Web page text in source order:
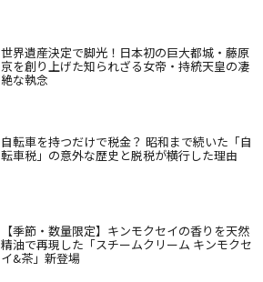
世界遺産決定で脚光！日本初の巨大都城・藤原
京を創り上げた知られざる女帝・持統天皇の凄
絶な執念
自転車を持つだけで税金？ 昭和まで続いた「自
転車税」の意外な歴史と脱税が横行した理由
【季節・数量限定】キンモクセイの香りを天然
精油で再現した「スチームクリーム キンモクセ
イ&茶」新登場